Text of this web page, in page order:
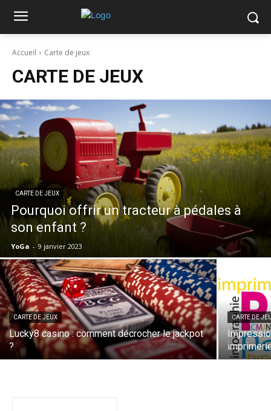
Accueil Carte de jeux
CARTE DE JEUX
CARTE DE JEUX
Pourquoi offrir un tracteur à pédales à
son enfant ?
YoGa - 9 janvier 2023
CARTE DE JEUX
Lucky8 casino : comment décrocher le jackpot
?
CARTE DE